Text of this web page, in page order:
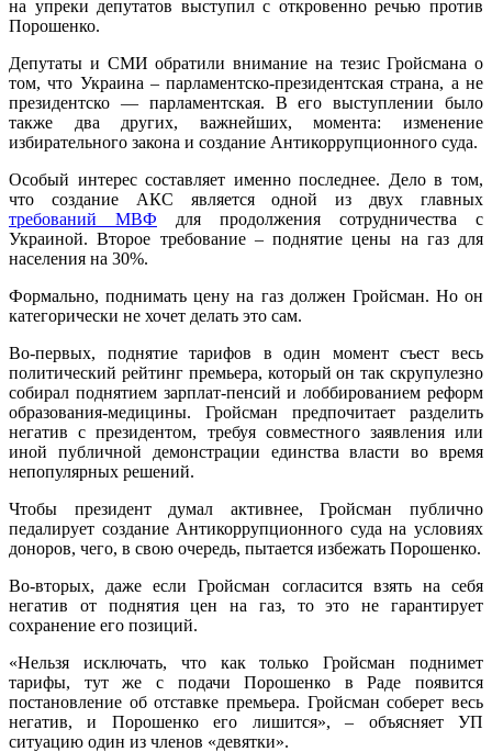
на упреки депутатов выступил с откровенно речью против
Порошенко.
Депутаты и СМИ обратили внимание на тезис Гройсмана о
том, что Украина – парламентско-президентская страна, а не
президентско — парламентская. В его выступлении было
также два других, важнейших, момента: изменение
избирательного закона и создание Антикоррупционного суда.
Особый интерес составляет именно последнее. Дело в том,
что создание АКС является одной из двух главных
требований МВФ для продолжения сотрудничества с
Украиной. Второе требование – поднятие цены на газ для
населения на 30%.
Формально, поднимать цену на газ должен Гройсман. Но он
категорически не хочет делать это сам.
Во-первых, поднятие тарифов в один момент съест весь
политический рейтинг премьера, который он так скрупулезно
собирал поднятием зарплат-пенсий и лоббированием реформ
образования-медицины. Гройсман предпочитает разделить
негатив с президентом, требуя совместного заявления или
иной публичной демонстрации единства власти во время
непопулярных решений.
Чтобы президент думал активнее, Гройсман публично
педалирует создание Антикоррупционного суда на условиях
доноров, чего, в свою очередь, пытается избежать Порошенко.
Во-вторых, даже если Гройсман согласится взять на себя
негатив от поднятия цен на газ, то это не гарантирует
сохранение его позиций.
«Нельзя исключать, что как только Гройсман поднимет
тарифы, тут же с подачи Порошенко в Раде появится
постановление об отставке премьера. Гройсман соберет весь
негатив, и Порошенко его лишится», – объясняет УП
ситуацию один из членов «девятки».